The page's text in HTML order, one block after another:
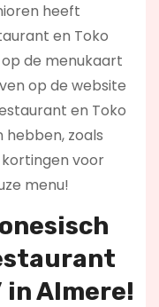
heeft
en Toko
de menukaart
op de website
en Toko
hebben, zoals
voor
menu!
in Almere!